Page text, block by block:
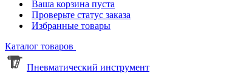
Ваша корзина пуста
Проверьте статус заказа
Избранные товары
Каталог товаров
Пневматический инструмент